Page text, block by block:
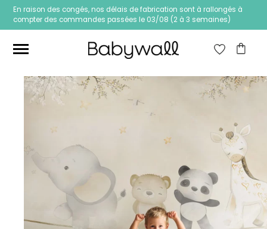
En raison des congés, nos délais de fabrication sont à rallongés à
compter des commandes passées le 03/08 (2 à 3 semaines)
Ces articles peuvent aussi vous intéresser